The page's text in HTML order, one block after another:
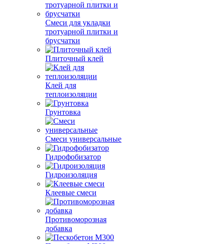
Смеси для укладки
тротуарной плитки и
брусчатки
Плиточный клей
Клей для
теплоизоляции
Грунтовка
Смеси универсальные
Гидрофобизатор
Гидроизоляция
Клеевые смеси
Противоморозная
добавка